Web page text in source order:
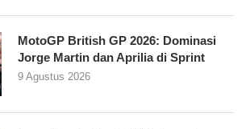
MotoGP British GP 2026: Dominasi
Jorge Martin dan Aprilia di Sprint
9 Agustus 2026